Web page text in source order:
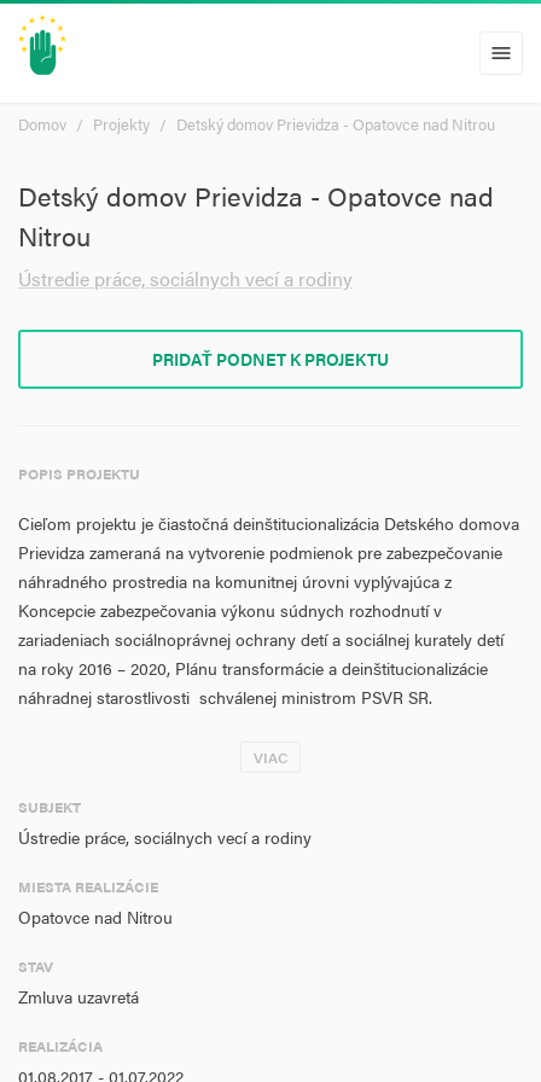
menu
Domov Projekty Detský domov Prievidza - Opatovce nad Nitrou
Detský domov Prievidza - Opatovce nad
Nitrou
Ústredie práce, sociálnych vecí a rodiny
PRIDAŤ PODNET K PROJEKTU
POPIS PROJEKTU
Cieľom projektu je čiastočná deinštitucionalizácia Detského domova
Prievidza zameraná na vytvorenie podmienok pre zabezpečovanie
náhradného prostredia na komunitnej úrovni vyplývajúca z
Koncepcie zabezpečovania výkonu súdnych rozhodnutí v
zariadeniach sociálnoprávnej ochrany detí a sociálnej kurately detí
na roky 2016 – 2020, Plánu transformácie a deinštitucionalizácie
náhradnej starostlivosti schválenej ministrom PSVR SR.
rodinného domu s administratívou (RD s A). Zabezpečí sa náhradné
prostredie na komunitnej úrovni, vytvoria sa podmienky na
Starostlivosť o deti v RD s A sa bude približovať chodu v bežnej
rodine, zvýši sa úroveň prípravy na postupné osamostatnenie sa
umiestnenými do deského domova na základe súdneho
rozhodnutia, s prof. rodinami a pre prácu s biologickou
a náhradnou rodinou.
VIAC
SUBJEKT
Ústredie práce, sociálnych vecí a rodiny
MIESTA REALIZÁCIE
Opatovce nad Nitrou
STAV
Zmluva uzavretá
REALIZÁCIA
01.08.2017 - 01.07.2022